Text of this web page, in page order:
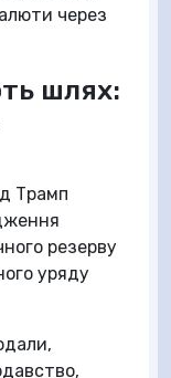
через
шлях:
Трамп
резерву
уряду